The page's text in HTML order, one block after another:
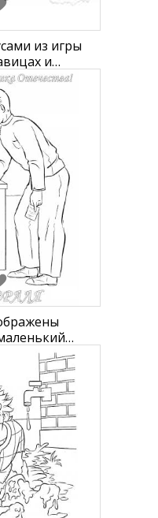
из игры
и
рост
друг другу
держит
На заднем
текст "С
и внизу